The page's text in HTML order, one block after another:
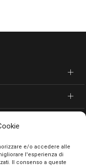
e/o accedere alle
l'esperienza di
Il consenso a queste